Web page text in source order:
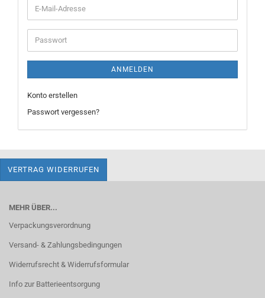
E-
Mail-
Adresse
Passwort
ANMELDEN
Konto erstellen
Passwort vergessen?
VERTRAG WIDERRUFEN
MEHR ÜBER...
Verpackungsverordnung
Versand- & Zahlungsbedingungen
Widerrufsrecht & Widerrufsformular
Info zur Batterieentsorgung